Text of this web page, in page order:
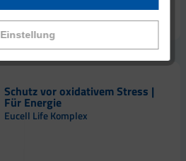
Einstellung
MEHR ERFAHREN
Schutz vor oxidativem Stress |
Für Energie
Eucell Life Komplex